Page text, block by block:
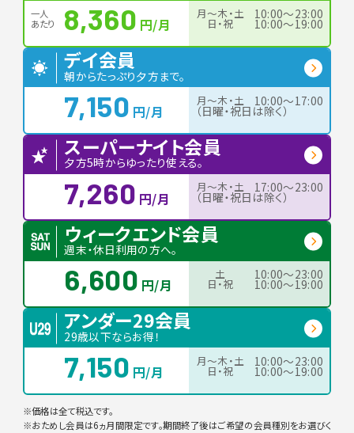
一人
あたり
8,360 円/月
月〜木・土 10:00〜23:00
日・祝 10:00〜19:00
デイ会員
朝からたっぷり夕方まで。
7,150 円/月
月〜木・土 10:00〜17:00
（日曜・祝日は除く）
スーパーナイト会員
夕方5時からゆったり使える。
7,260 円/月
月〜木・土 17:00〜23:00
（日曜・祝日は除く）
ウィークエンド会員
週末・休日利用の方へ。
6,600 円/月
土 10:00〜23:00
日・祝 10:00〜19:00
アンダー29会員
29歳以下ならお得！
7,150 円/月
月〜木・土 10:00〜23:00
日・祝 10:00〜19:00
※価格は全て税込です。
※おためし会員は6ヵ月間限定です。期間終了後はご希望の会員種別をお選びく